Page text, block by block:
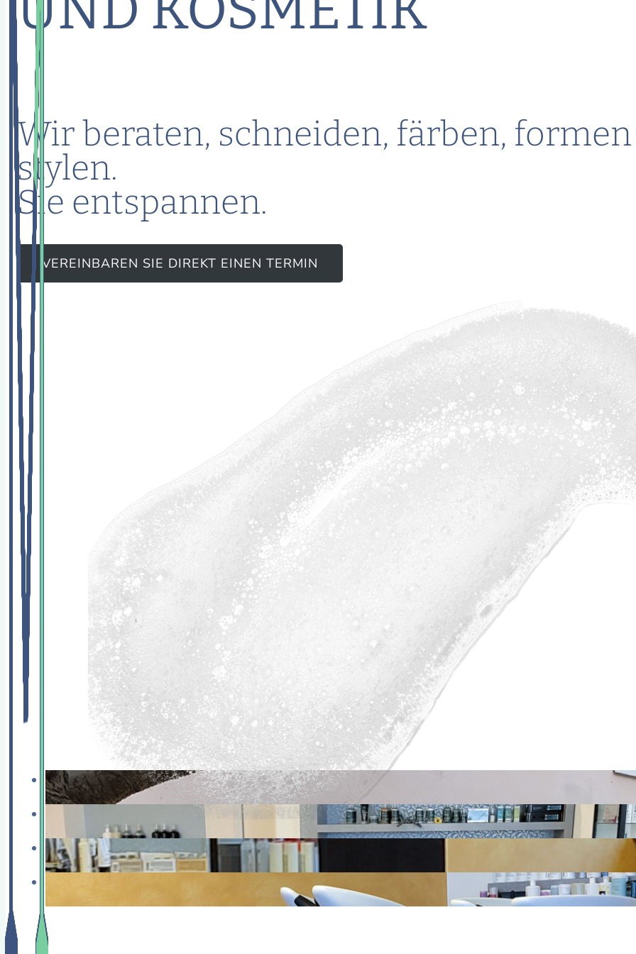
Wir beraten, schneiden, färben,
stylen.
Sie entspannen.
VEREINBAREN SIE DIREKT EINEN TERMIN